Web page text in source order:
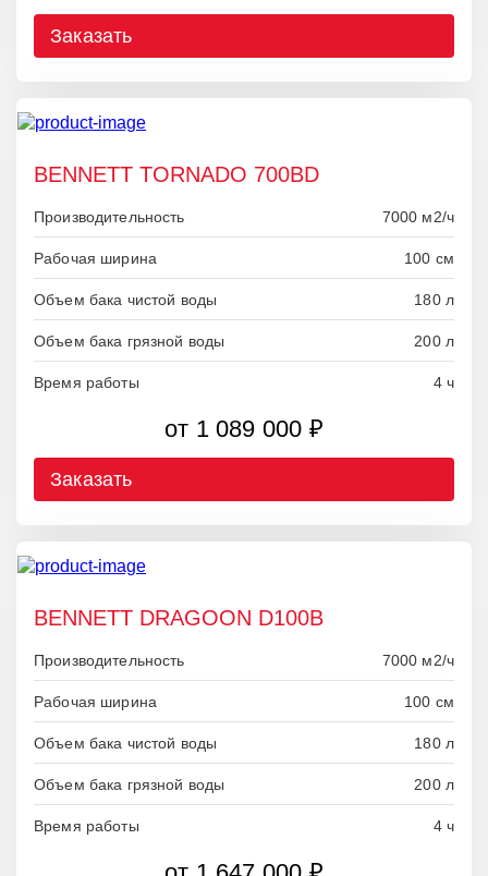
Заказать
BENNETT TORNADO 700BD
Производительность 7000 м2/ч
Рабочая ширина 100 см
Объем бака чистой воды 180 л
Объем бака грязной воды 200 л
Время работы 4 ч
от 1 089 000 ₽
Заказать
BENNETT DRAGOON D100B
Производительность 7000 м2/ч
Рабочая ширина 100 см
Объем бака чистой воды 180 л
Объем бака грязной воды 200 л
Время работы 4 ч